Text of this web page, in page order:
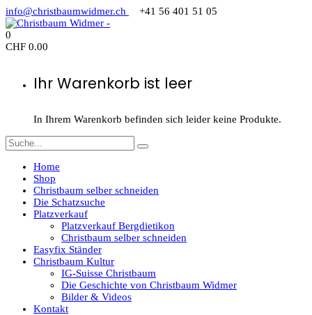
info@christbaumwidmer.ch +41 56 401 51 05
0
CHF 0.00
Ihr Warenkorb ist leer
In Ihrem Warenkorb befinden sich leider keine Produkte.
Home
Shop
Christbaum selber schneiden
Die Schatzsuche
Platzverkauf
Platzverkauf Bergdietikon
Christbaum selber schneiden
Easyfix Ständer
Christbaum Kultur
IG-Suisse Christbaum
Die Geschichte von Christbaum Widmer
Bilder & Videos
Kontakt